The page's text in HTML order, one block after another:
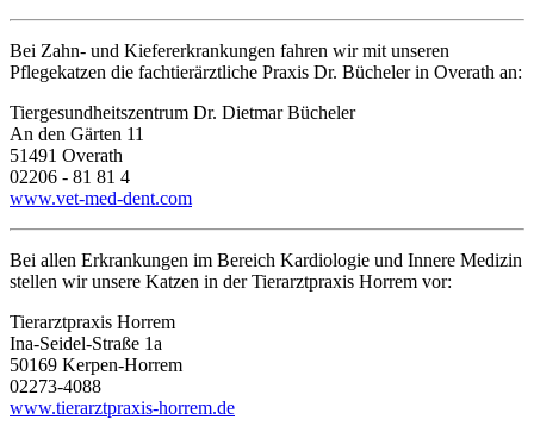
Bei Zahn- und Kiefererkrankungen fahren wir mit unseren
Pflegekatzen die fachtierärztliche Praxis Dr. Bücheler in Overath an:
Tiergesundheitszentrum Dr. Dietmar Bücheler
An den Gärten 11
51491 Overath
02206 - 81 81 4
www.vet-med-dent.com
Bei allen Erkrankungen im Bereich Kardiologie und Innere Medizin
stellen wir unsere Katzen in der Tierarztpraxis Horrem vor:
Tierarztpraxis Horrem
Ina-Seidel-Straße 1a
50169 Kerpen-Horrem
02273-4088
www.tierarztpraxis-horrem.de